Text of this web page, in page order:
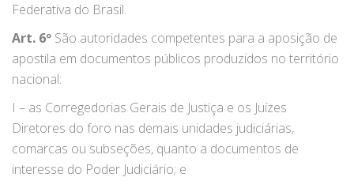
Federativa do Brasil.
Art. 6º São autoridades competentes para a aposição de
apostila em documentos públicos produzidos no território
nacional:
I – as Corregedorias Gerais de Justiça e os Juízes
Diretores do foro nas demais unidades judiciárias,
comarcas ou subseções, quanto a documentos de
interesse do Poder Judiciário; e